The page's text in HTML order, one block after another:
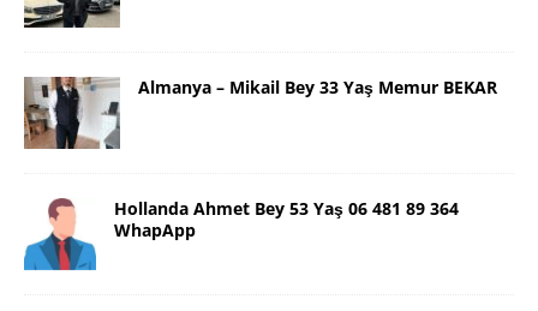
Almanya – Mikail Bey 33 Yaş Memur BEKAR
Hollanda Ahmet Bey 53 Yaş 06 481 89 364
WhapApp